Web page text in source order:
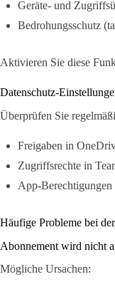
Geräte- und
Bedrohungsschutz
Aktivieren Sie diese
Datenschutz-
Überprüfen Sie
Freigaben in
Zugriffsrechte in
App-Berechtigungen
Häufige Probleme bei
Abonnement wird nicht
Mögliche Ursachen: